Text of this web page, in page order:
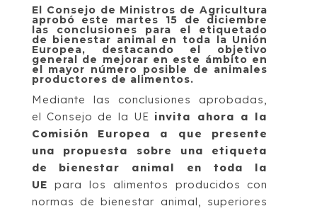
El Consejo de Ministros de Agricultura
aprobó este martes 15 de diciembre
las conclusiones para el etiquetado
de bienestar animal en toda la Unión
Europea, destacando el objetivo
general de mejorar en este ámbito en
el mayor número posible de animales
productores de alimentos.
Mediante las conclusiones aprobadas,
el Consejo de la UE invita ahora a la
Comisión Europea a que presente
una propuesta sobre una etiqueta
de bienestar animal en toda la
UE para los alimentos producidos con
normas de bienestar animal, superiores